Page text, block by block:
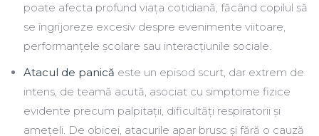
poate afecta profund viața cotidiană, făcând copilul să
se îngrijoreze excesiv despre evenimente viitoare,
performanțele școlare sau interacțiunile sociale.
Atacul de panică este un episod scurt, dar extrem de
intens, de teamă acută, asociat cu simptome fizice
evidente precum palpitaţii, dificultăți respiratorii și
amețeli. De obicei, atacurile apar brusc și fără o cauză